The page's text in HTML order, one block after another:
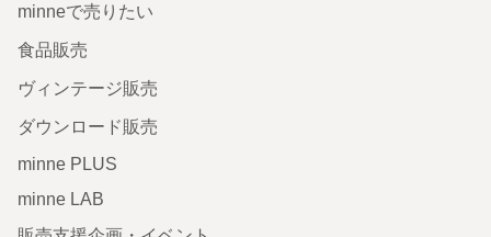
minneで売りたい
食品販売
ヴィンテージ販売
ダウンロード販売
minne PLUS
minne LAB